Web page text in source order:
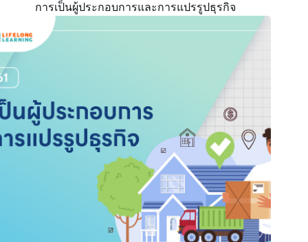
การเป็นผู้ประกอบการและการแปรรูปธุรกิจ